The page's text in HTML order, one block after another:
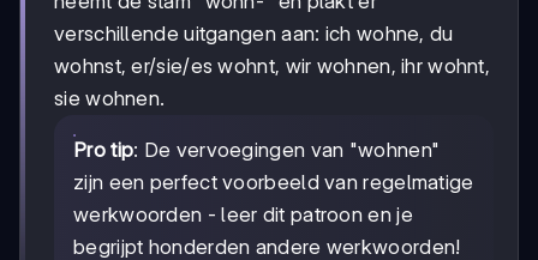
verschillende uitgangen aan: ich wohne, du
wohnst, er/sie/es wohnt, wir wohnen, ihr wohnt,
sie wohnen.
Pro tip: De vervoegingen van "wohnen"
zijn een perfect voorbeeld van regelmatige
werkwoorden - leer dit patroon en je
begrijpt honderden andere werkwoorden!